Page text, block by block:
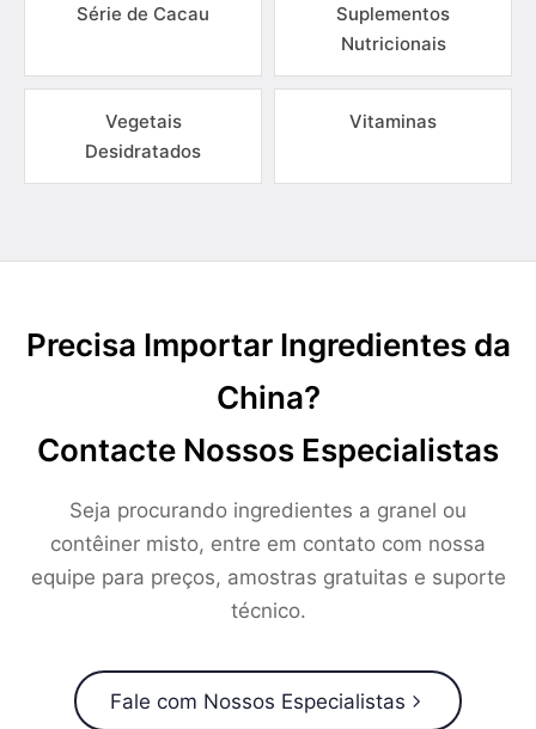
Série de Cacau
Suplementos
Nutricionais
Vegetais
Desidratados
Vitaminas
Precisa Importar Ingredientes da
China?
Contacte Nossos Especialistas
Seja procurando ingredientes a granel ou
contêiner misto, entre em contato com nossa
equipe para preços, amostras gratuitas e suporte
técnico.
Fale com Nossos Especialistas